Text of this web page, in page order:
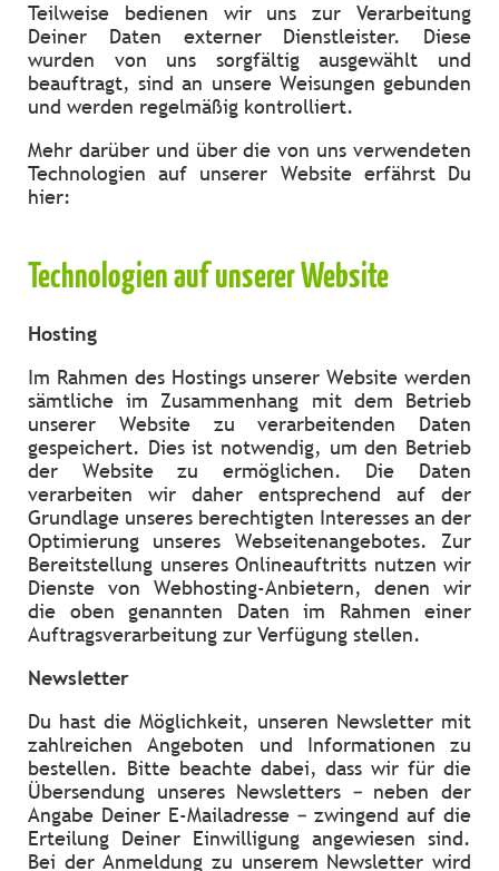
Teilweise bedienen wir uns zur Verarbeitung
Deiner Daten externer Dienstleister. Diese
wurden von uns sorgfältig ausgewählt und
beauftragt, sind an unsere Weisungen gebunden
und werden regelmäßig kontrolliert.
Mehr darüber und über die von uns verwendeten
Technologien auf unserer Website erfährst Du
hier:
Technologien auf unserer Website
Hosting
Im Rahmen des Hostings unserer Website werden
sämtliche im Zusammenhang mit dem Betrieb
unserer Website zu verarbeitenden Daten
gespeichert. Dies ist notwendig, um den Betrieb
der Website zu ermöglichen. Die Daten
verarbeiten wir daher entsprechend auf der
Grundlage unseres berechtigten Interesses an der
Optimierung unseres Webseitenangebotes. Zur
Bereitstellung unseres Onlineauftritts nutzen wir
Dienste von Webhosting-Anbietern, denen wir
die oben genannten Daten im Rahmen einer
Auftragsverarbeitung zur Verfügung stellen.
Newsletter
Du hast die Möglichkeit, unseren Newsletter mit
zahlreichen Angeboten und Informationen zu
bestellen. Bitte beachte dabei, dass wir für die
Übersendung unseres Newsletters – neben der
Angabe Deiner E-Mailadresse – zwingend auf die
Erteilung Deiner Einwilligung angewiesen sind.
Bei der Anmeldung zu unserem Newsletter wird